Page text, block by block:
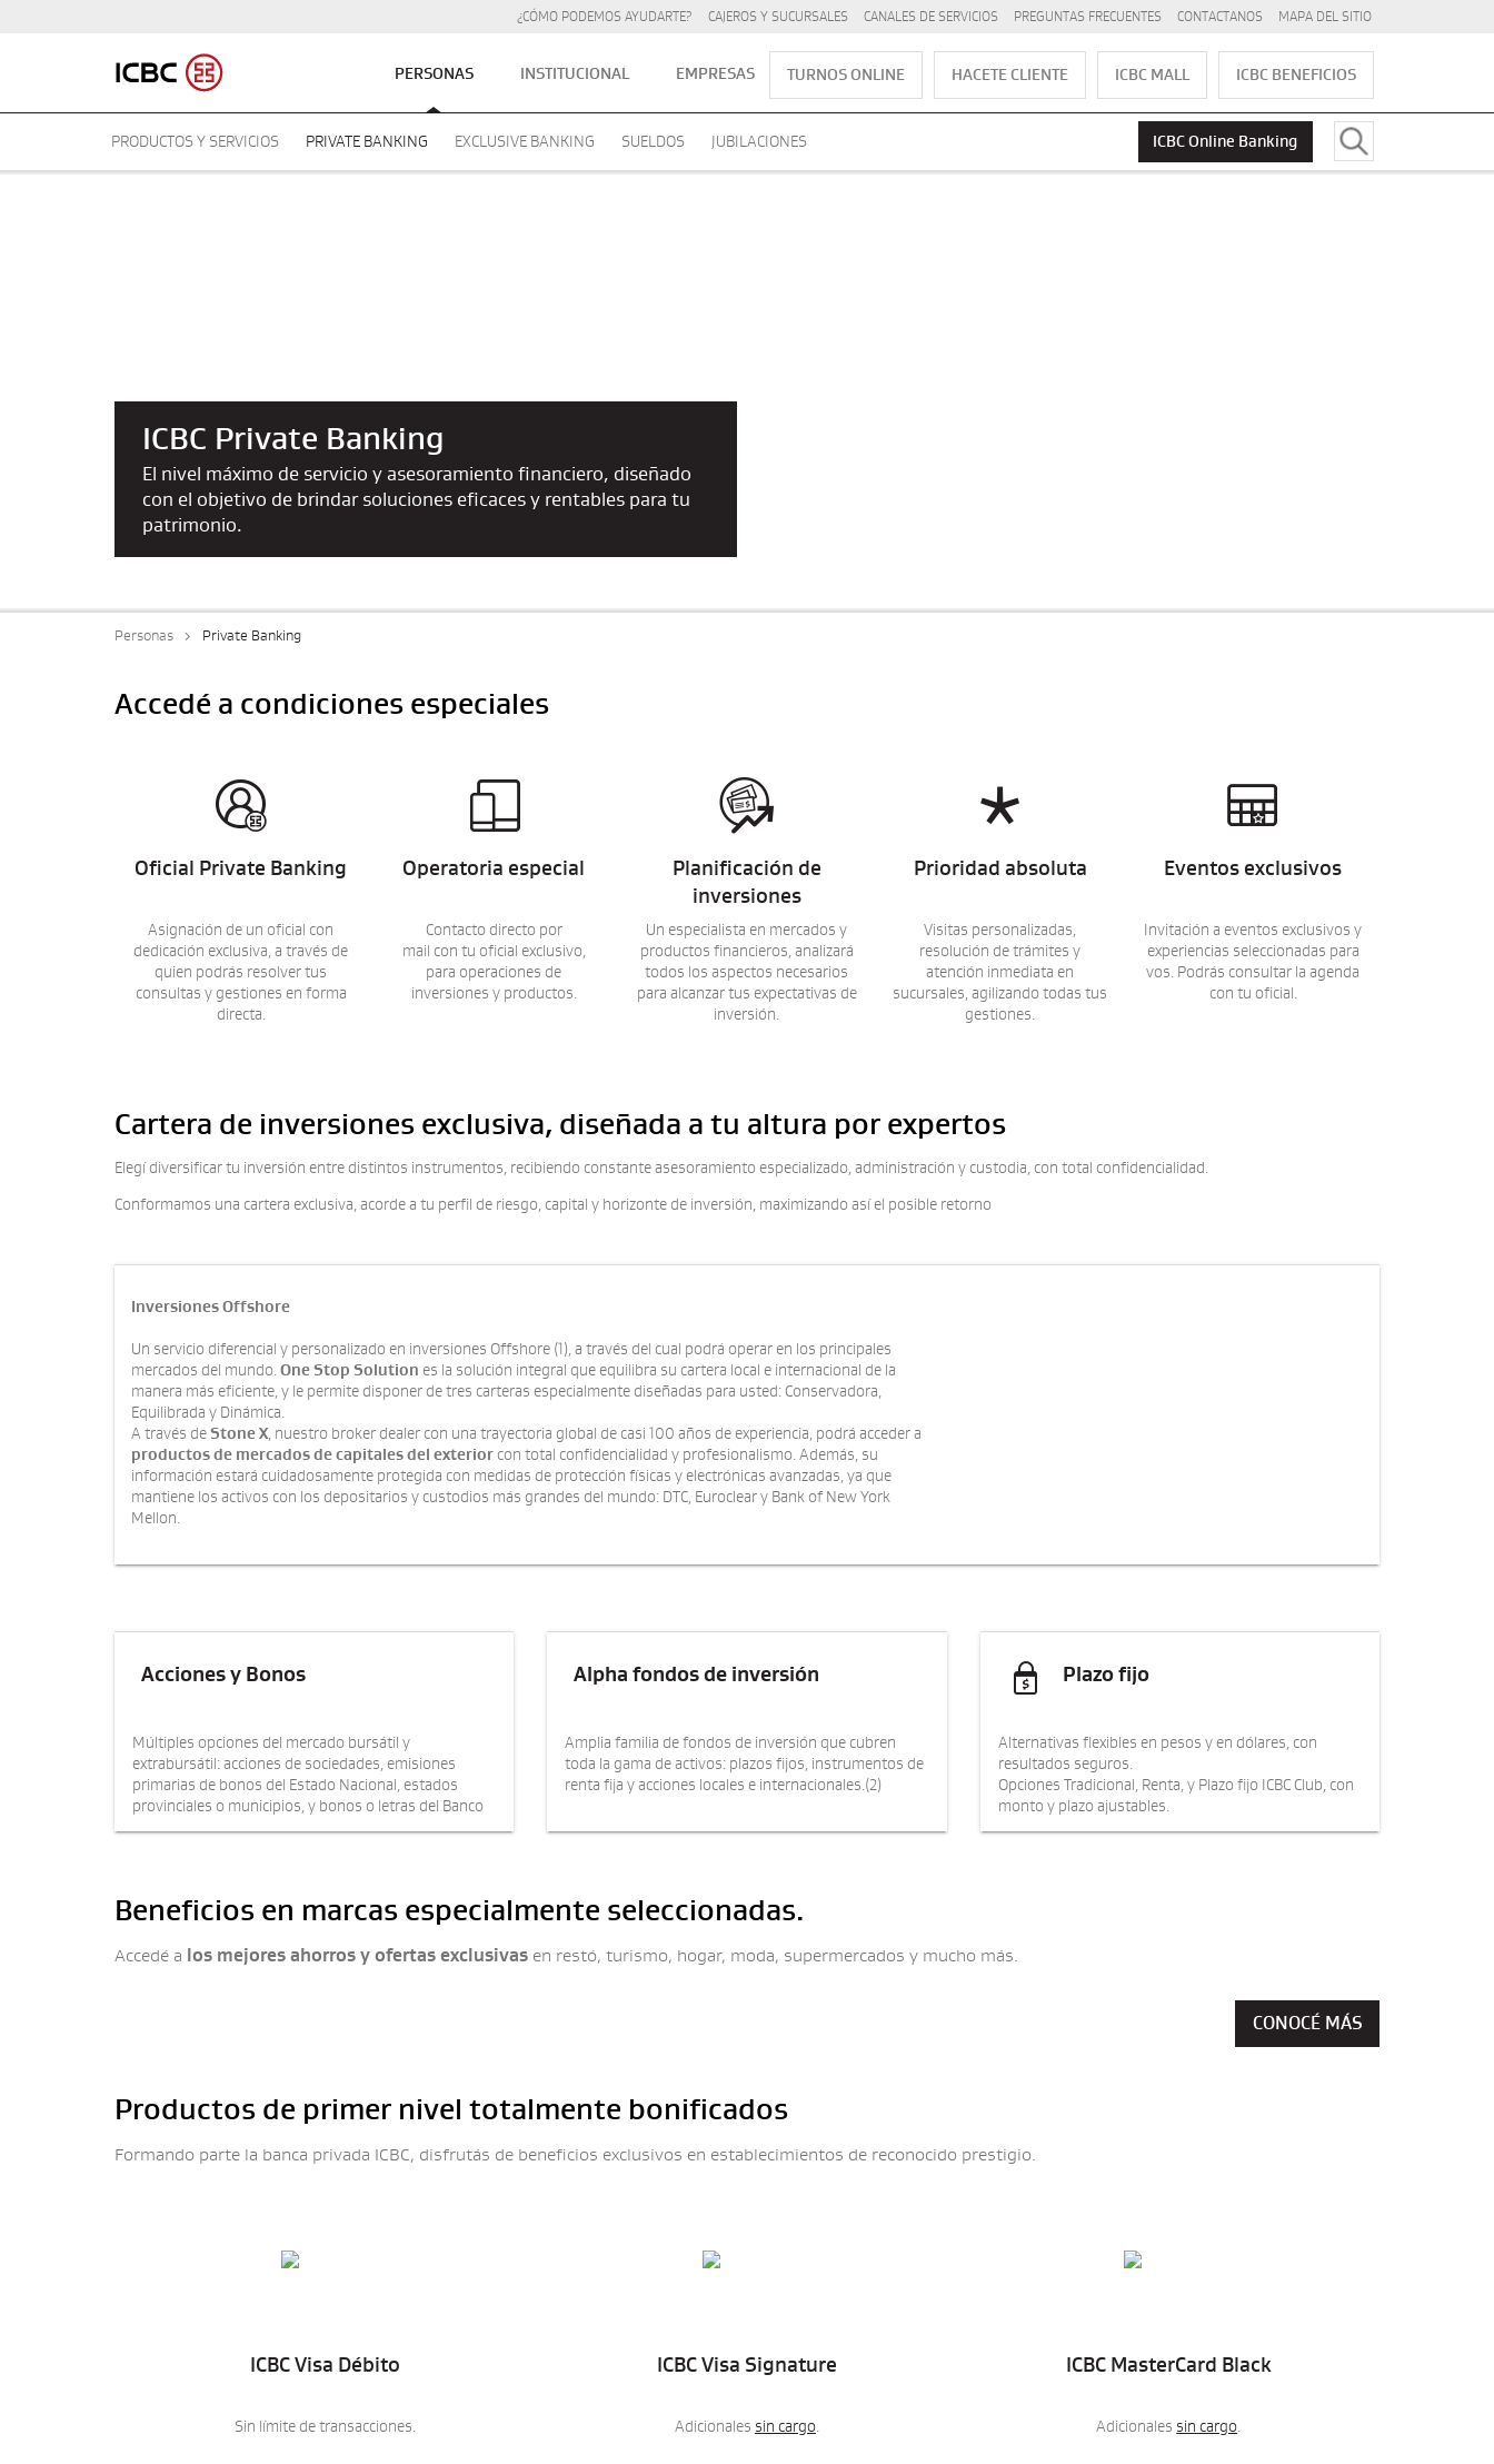
¿CÓMO PODEMOS AYUDARTE? CAJEROS Y SUCURSALES CANALES DE SERVICIOS PREGUNTAS FRECUENTES CONTACTANOS MAPA DEL SITIO
TURNOS ONLINE HACETE CLIENTE ICBC MALL ICBC BENEFICIOS
PERSONAS
PRODUCTOS Y SERVICIOS PRIVATE BANKING EXCLUSIVE BANKING SUELDOS JUBILACIONES
INSTITUCIONAL EMPRESAS
ICBC Online Banking
ICBC Private Banking
El nivel máximo de servicio y asesoramiento financiero, diseñado
con el objetivo de brindar soluciones eficaces y rentables para tu
patrimonio.
Personas Private Banking
Accedé a condiciones especiales

Oficial Private Banking
Asignación de un oficial con
dedicación exclusiva, a través de
quien podrás resolver tus
consultas y gestiones en forma
directa.

Operatoria especial
Contacto directo por
mail con tu oficial exclusivo,
para operaciones de
inversiones y productos.

Planificación de
inversiones
Un especialista en mercados y
productos financieros, analizará
todos los aspectos necesarios
para alcanzar tus expectativas de
inversión.

Prioridad absoluta
Visitas personalizadas,
resolución de trámites y
atención inmediata en
sucursales, agilizando todas tus
gestiones.

Eventos exclusivos
Invitación a eventos exclusivos y
experiencias seleccionadas para
vos. Podrás consultar la agenda
con tu oficial.
Cartera de inversiones exclusiva, diseñada a tu altura por expertos
Elegí diversificar tu inversión entre distintos instrumentos, recibiendo constante asesoramiento especializado, administración y custodia, con total confidencialidad.
Conformamos una cartera exclusiva, acorde a tu perfil de riesgo, capital y horizonte de inversión, maximizando así el posible retorno
Inversiones Offshore
Un servicio diferencial y personalizado en inversiones Offshore (1), a través del cual podrá operar en los principales
mercados del mundo. One Stop Solution es la solución integral que equilibra su cartera local e internacional de la
manera más eficiente, y le permite disponer de tres carteras especialmente diseñadas para usted: Conservadora,
Equilibrada y Dinámica.
A través de Stone X , nuestro broker dealer con una trayectoria global de casi 100 años de experiencia, podrá acceder a
productos de mercados de capitales del exterior con total confidencialidad y profesionalismo. Además, su
información estará cuidadosamente protegida con medidas de protección físicas y electrónicas avanzadas, ya que
mantiene los activos con los depositarios y custodios más grandes del mundo: DTC, Euroclear y Bank of New York
Mellon.
Acciones y Bonos
Múltiples opciones del mercado bursátil y
extrabursátil: acciones de sociedades, emisiones
primarias de bonos del Estado Nacional, estados
provinciales o municipios, y bonos o letras del Banco
Alpha fondos de inversión
Amplia familia de fondos de inversión que cubren
toda la gama de activos: plazos fijos, instrumentos de
renta fija y acciones locales e internacionales.(2)
 Plazo fijo
Alternativas flexibles en pesos y en dólares, con
resultados seguros.
Opciones Tradicional, Renta, y Plazo fijo ICBC Club, con
monto y plazo ajustables.
Beneficios en marcas especialmente seleccionadas.
Accedé a los mejores ahorros y ofertas exclusivas en restó, turismo, hogar, moda, supermercados y mucho más.
CONOCÉ MÁS
Productos de primer nivel totalmente bonificados
Formando parte la banca privada ICBC, disfrutás de beneficios exclusivos en establecimientos de reconocido prestigio.
ICBC Visa Débito
Sin límite de transacciones.
ICBC Visa Signature
Adicionales sin cargo.
ICBC MasterCard Black
Adicionales sin cargo